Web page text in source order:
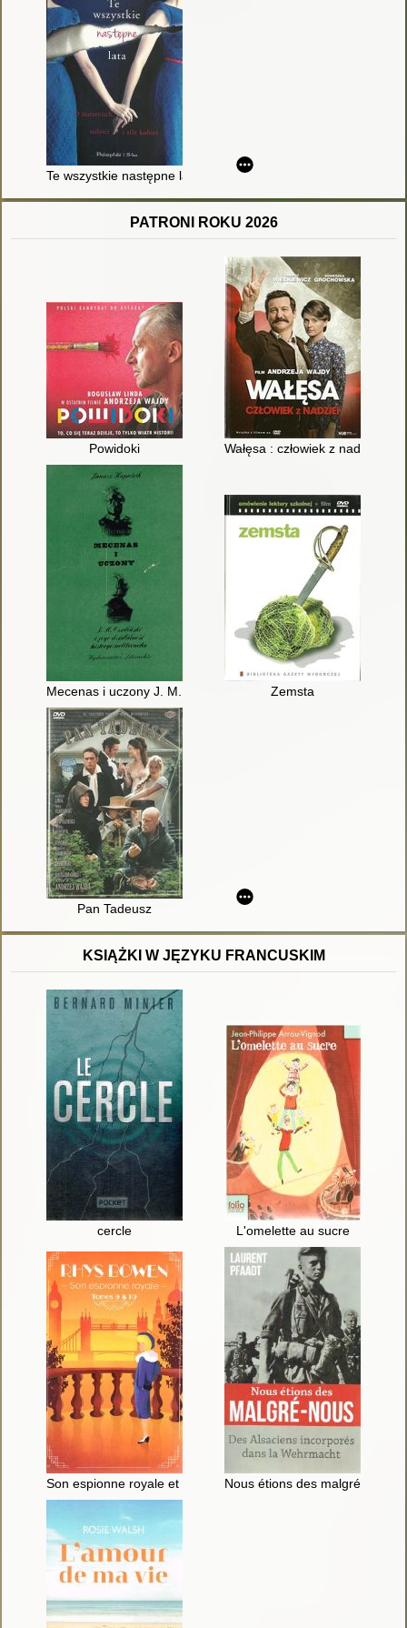
Te wszystkie następne lata
PATRONI ROKU 2026
Powidoki Wałęsa : człowiek z nadziei
Mecenas i uczony J. M. Ossoliński i jego działalność
Zemsta
Pan Tadeusz
KSIĄŻKI W JĘZYKU FRANCUSKIM
cercle L'omelette au sucre
Son espionne royale et les conspirations du palais ; Son
Nous étions des malgré-nous :